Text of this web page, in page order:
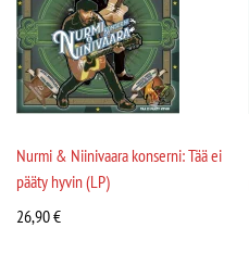
Nurmi & Niinivaara konserni: Tää ei
pääty hyvin (LP)
26,90€